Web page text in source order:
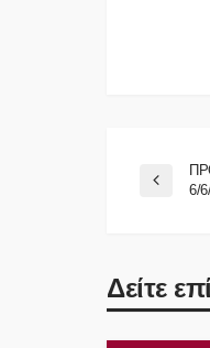
6/
Δείτε